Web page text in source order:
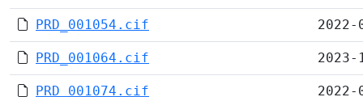
PRD_001054.cif
PRD_001064.cif
PRD_001074.cif